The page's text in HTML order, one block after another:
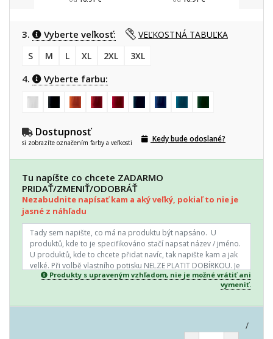
3. Vyberte veľkosť:
VEĽKOSTNÁ TABUĽKA
S
M L XL 2XL 3XL
4. Vyberte farbu:
Dostupnosť
si zobrazíte označením farby a veľkosti Kedy bude odoslané?
Tu napíšte co chcete ZADARMO
PRIDAŤ/ZMENIŤ/ODOBRÁŤ
Nezabudnite napísať kam a aký veľký, pokiaľ to nie je
jasné z náhľadu
Produkty s upraveným vzhľadom, nie je možné vrátiť ani
vymeniť.
/